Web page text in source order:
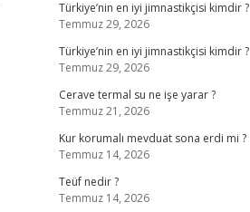
Türkiye’nin en iyi jimnastikçisi kimdir ?
Temmuz 29, 2026
Türkiye’nin en iyi jimnastikçisi kimdir ?
Temmuz 29, 2026
Cerave termal su ne işe yarar ?
Temmuz 21, 2026
Kur korumalı mevduat sona erdi mi ?
Temmuz 14, 2026
Teüf nedir ?
Temmuz 14, 2026